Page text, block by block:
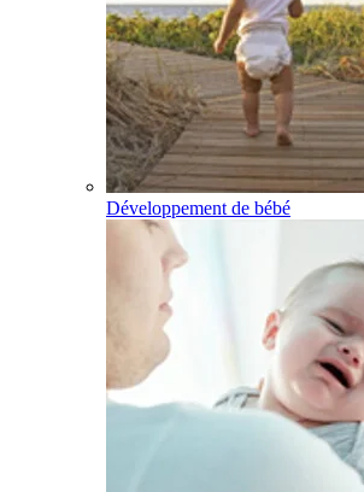
Développement de bébé